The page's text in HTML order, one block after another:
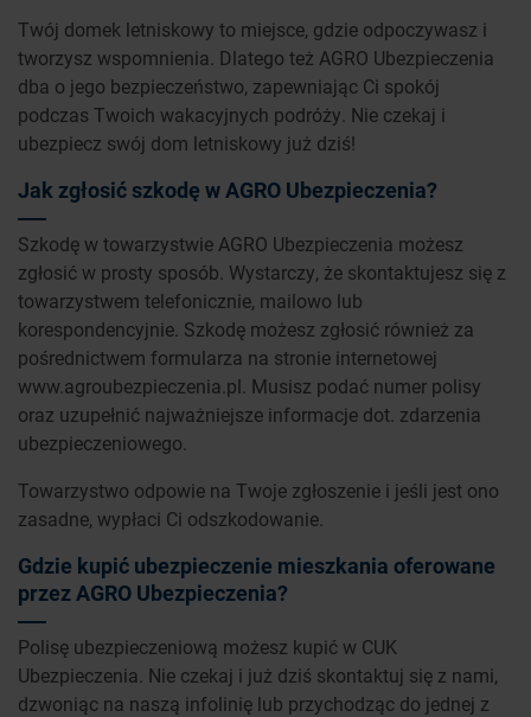
Twój domek letniskowy to miejsce, gdzie odpoczywasz i
tworzysz wspomnienia. Dlatego też AGRO Ubezpieczenia
dba o jego bezpieczeństwo, zapewniając Ci spokój
podczas Twoich wakacyjnych podróży. Nie czekaj i
ubezpiecz swój dom letniskowy już dziś!
Jak zgłosić szkodę w AGRO Ubezpieczenia?
Szkodę w towarzystwie AGRO Ubezpieczenia możesz
zgłosić w prosty sposób. Wystarczy, że skontaktujesz się z
towarzystwem telefonicznie, mailowo lub
korespondencyjnie. Szkodę możesz zgłosić również za
pośrednictwem formularza na stronie internetowej
www.agroubezpieczenia.pl. Musisz podać numer polisy
oraz uzupełnić najważniejsze informacje dot. zdarzenia
ubezpieczeniowego.
Towarzystwo odpowie na Twoje zgłoszenie i jeśli jest ono
zasadne, wypłaci Ci odszkodowanie.
Gdzie kupić ubezpieczenie mieszkania oferowane
przez AGRO Ubezpieczenia?
Polisę ubezpieczeniową możesz kupić w CUK
Ubezpieczenia. Nie czekaj i już dziś skontaktuj się z nami,
dzwoniąc na naszą infolinię lub przychodząc do jednej z